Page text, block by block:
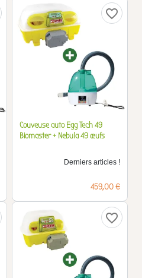
favorite_border
Couveuse auto Egg Tech 49
Biomaster + Nebula 49 œufs
Derniers articles !
Prix
459,00 €
favorite_border